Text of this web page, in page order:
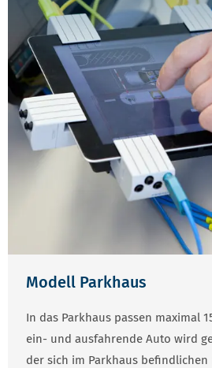
Modell Parkhaus
In das Parkhaus passen maximal
ein- und ausfahrende Auto wird
der sich im Parkhaus befindlichen